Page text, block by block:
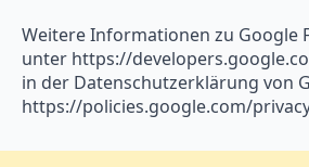
Weitere Informationen zu Google
unter https://
in der Datenschutzerklärung von
https://policies.google.com/